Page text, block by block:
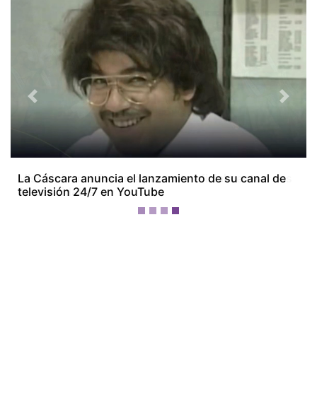
Miss Universe Panamá presenta oficialmente a sus
28 candidatas
Previous Next